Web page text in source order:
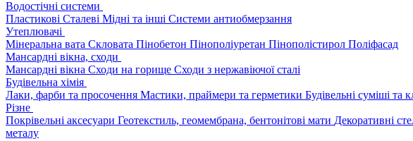
Водостічні системи
Пластикові Сталеві Мідні та інші Системи антиобмерзання
Утеплювачі
Мінеральна вата Скловата Пінобетон Пінополіуретан Пінополістирол Поліфасад
Мансардні вікна, сходи
Мансардні вікна Сходи на горище Сходи з нержавіючої сталі
Будівельна хімія
Лаки, фарби та просочення Мастики, праймери та герметики Будівельні суміші та
Різне
Покрівельні аксесуари Геотекстиль, геомембрана, бентонітові мати Декоративні
металу